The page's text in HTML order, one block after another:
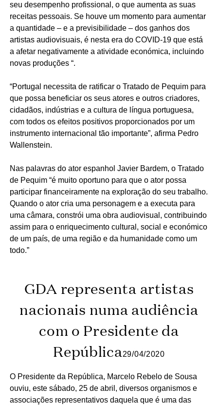
seu desempenho profissional, o que aumenta as suas
receitas pessoais. Se houve um momento para aumentar
a quantidade – e a previsibilidade – dos ganhos dos
artistas audiovisuais, é nesta era do COVID-19 que está
a afetar negativamente a atividade económica, incluindo
novas produções “.
“Portugal necessita de ratificar o Tratado de Pequim para
que possa beneficiar os seus atores e outros criadores,
cidadãos, indústrias e a cultura de língua portuguesa,
com todos os efeitos positivos proporcionados por um
instrumento internacional tão importante”, afirma Pedro
Wallenstein.
Nas palavras do ator espanhol Javier Bardem, o Tratado
de Pequim “é muito oportuno para que o ator possa
participar financeiramente na exploração do seu trabalho.
Quando o ator cria uma personagem e a executa para
uma câmara, constrói uma obra audiovisual, contribuindo
assim para o enriquecimento cultural, social e económico
de um país, de uma região e da humanidade como um
todo.”
GDA representa artistas
nacionais numa audiência
com o Presidente da
República29/04/2020
O Presidente da República, Marcelo Rebelo de Sousa
ouviu, este sábado, 25 de abril, diversos organismos e
associações representativos daquela que é uma das